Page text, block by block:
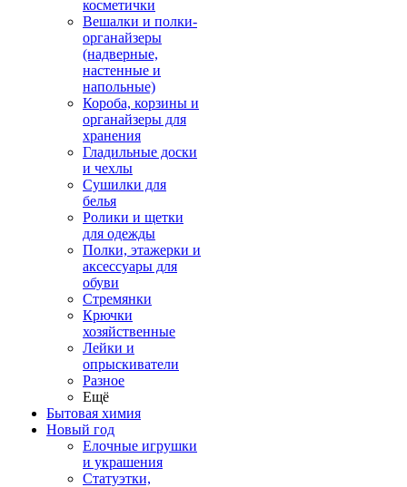
косметички
Вешалки и полки-
органайзеры
(надверные,
настенные и
напольные)
Короба, корзины и
органайзеры для
хранения
Гладильные доски
и чехлы
Сушилки для
белья
Ролики и щетки
для одежды
Полки, этажерки и
аксессуары для
обуви
Стремянки
Крючки
хозяйственные
Лейки и
опрыскиватели
Разное
Ещё
Бытовая химия
Новый год
Елочные игрушки
и украшения
Статуэтки,